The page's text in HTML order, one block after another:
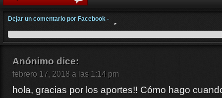
Dejar un comentario por Facebook -
Anónimo dice:
febrero 17, 2018 a las 1:14 pm
hola, gracias por los aportes!! Cómo hago